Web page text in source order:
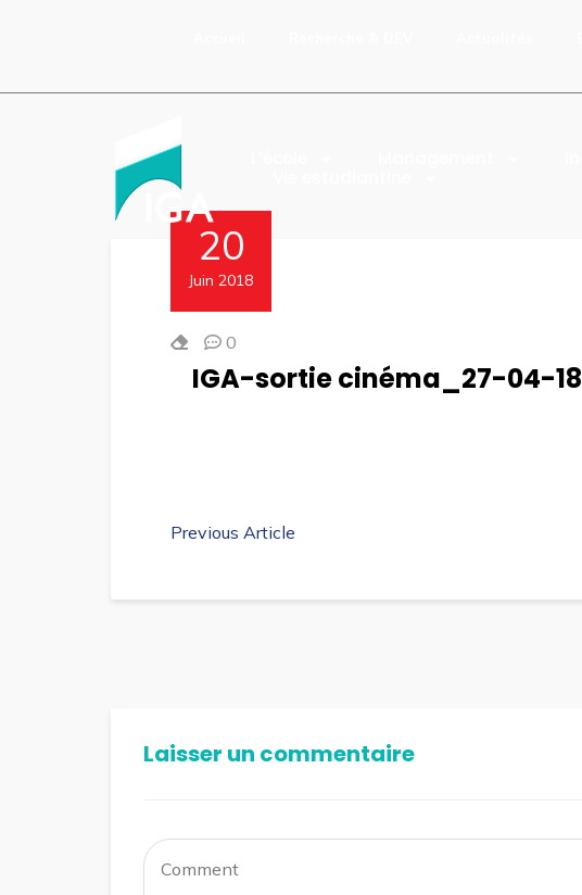
20
Juin 2018
0
IGA-sortie cinéma_27-04-18
Previous Article
Laisser un commentaire